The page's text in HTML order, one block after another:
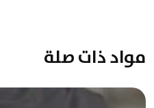
مواد ذات صلة